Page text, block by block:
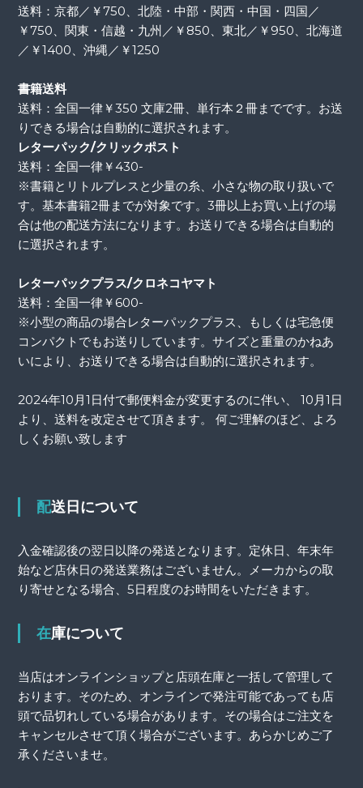
送料：京都／￥750、北陸・中部・関西・中国・四国／
￥750、関東・信越・九州／￥850、東北／￥950、北海道
／￥1400、沖縄／￥1250
書籍送料
送料：全国一律￥350 文庫2冊、単行本２冊までです。お送
りできる場合は自動的に選択されます。
レターパック/クリックポスト
送料：全国一律￥430-
※書籍とリトルプレスと少量の糸、小さな物の取り扱いで
す。基本書籍2冊までが対象です。3冊以上お買い上げの場
合は他の配送方法になります。お送りできる場合は自動的
に選択されます。
レターパックプラス/クロネコヤマト
送料：全国一律￥600-
※小型の商品の場合レターパックプラス、もしくは宅急便
コンパクトでもお送りしています。サイズと重量のかねあ
いにより、お送りできる場合は自動的に選択されます。
2024年10月1日付で郵便料金が変更するのに伴い、 10月1日
より、送料を改定させて頂きます。 何ご理解のほど、よろ
しくお願い致します
配送日について
入金確認後の翌日以降の発送となります。定休日、年末年
始など店休日の発送業務はございません。メーカからの取
り寄せとなる場合、5日程度のお時間をいただきます。
在庫について
当店はオンラインショップと店頭在庫と一括して管理して
おります。そのため、オンラインで発注可能であっても店
頭で品切れしている場合があります。その場合はご注文を
キャンセルさせて頂く場合がございます。あらかじめご了
承くださいませ。